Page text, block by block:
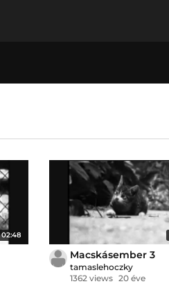
02:48
Macskásember 3
tamaslehoczky
1362 views 20 éve